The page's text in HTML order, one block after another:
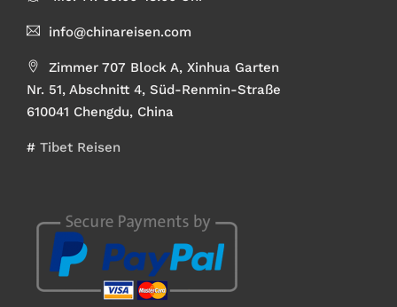
info@chinareisen.com
Zimmer 707 Block A, Xinhua Garten
Nr. 51, Abschnitt 4, Süd-Renmin-Straße
610041 Chengdu, China
# Tibet Reisen